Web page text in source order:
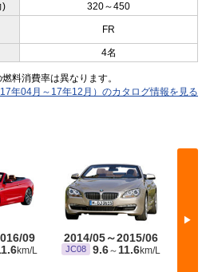
)
320～450
FR
4名
料消費率は異なります。
年04月～17年12月）のカタログ情報を見る
▶
09
km/L
2014/05～2015/06
JC08 9.6～ 11.6km/L